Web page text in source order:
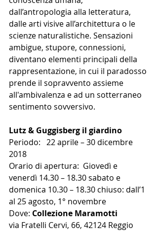
dall’antropologia alla letteratura,
dalle arti visive all’architettura o le
scienze naturalistiche. Sensazioni
ambigue, stupore, connessioni,
diventano elementi principali della
rappresentazione, in cui il paradosso
prende il sopravvento assieme
all'ambivalenza e ad un sotterraneo
sentimento sovversivo.
Lutz & Guggisberg il giardino
Periodo:   22 aprile – 30 dicembre
2018
Orario di apertura:  Giovedì e
venerdì 14.30 – 18.30 sabato e
domenica 10.30 – 18.30 chiuso: dall’1
al 25 agosto, 1° novembre
Dove: Collezione Maramotti
via Fratelli Cervi, 66, 42124 Reggio